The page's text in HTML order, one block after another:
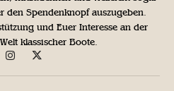
den Spendenknopf auszugeben.
und Euer Interesse an der
klassischer Boote.